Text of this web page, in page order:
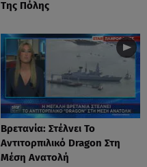
Της Πόλης
Βρετανία: Στέλνει Το
Αντιτορπιλικό Dragon Στη
Μέση Ανατολή